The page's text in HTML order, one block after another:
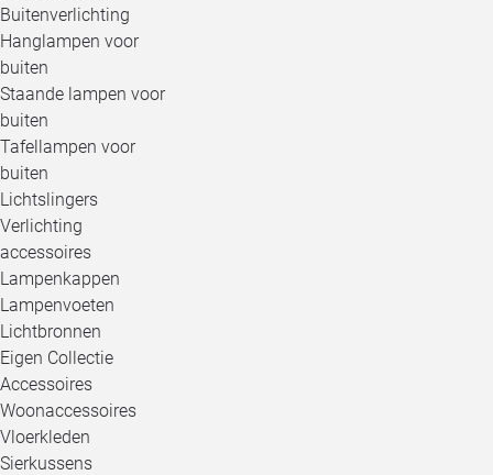
Buitenverlichting
Hanglampen voor
buiten
Staande lampen voor
buiten
Tafellampen voor
buiten
Lichtslingers
Verlichting
accessoires
Lampenkappen
Lampenvoeten
Lichtbronnen
Eigen Collectie
Accessoires
Woonaccessoires
Vloerkleden
Sierkussens